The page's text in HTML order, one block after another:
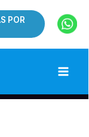
POR